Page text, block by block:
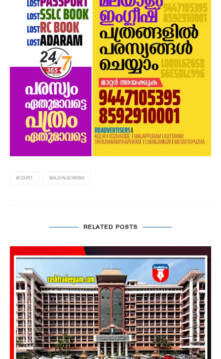
#COURT MALAYALACINEMA
RELATED POSTS